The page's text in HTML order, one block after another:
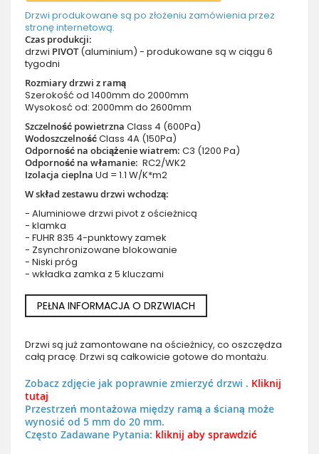
Drzwi produkowane są po złożeniu zamówienia przez
stronę internetową.
Czas produkcji:
drzwi PIVOT(aluminium) - produkowane są w ciągu 6
tygodni
Rozmiary drzwi z ramą
Szerokość od 1400mm do 2000mm
Wysokosć od: 2000mm do 2600mm
Szczelność powietrzna Class 4 (600Pa)
WodoszczelnośćClass 4A (150Pa)
Odporność na obciążenie wiatrem: C3 (1200 Pa)
Odporność na włamanie: RC2/WK2
Izolacja cieplna Ud = 1.1 W/K*m2
W skład zestawu drzwi wchodzą:
- Aluminiowe drzwi pivot z ościeżnicą
- klamka
- FUHR 835 4-punktowy zamek
- Zsynchronizowane blokowanie
- Niski próg
- wkładka zamka z 5 kluczami
PEŁNA INFORMACJA O DRZWIACH
Drzwi są już zamontowane na ościeżnicy, co oszczędza
całą pracę. Drzwi są całkowicie gotowe do montażu.
Zobacz zdjęcie jak poprawnie zmierzyć drzwi . Kliknij
tutaj
Przestrzeń montażowa między ramą a ścianą może
wynosić od 5 mm do 20 mm.
Często Zadawane Pytania: kliknij aby sprawdzić